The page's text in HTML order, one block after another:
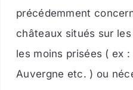
précédemment
châteaux situés sur
les moins prisées ( ex :
Auvergne etc. ) ou